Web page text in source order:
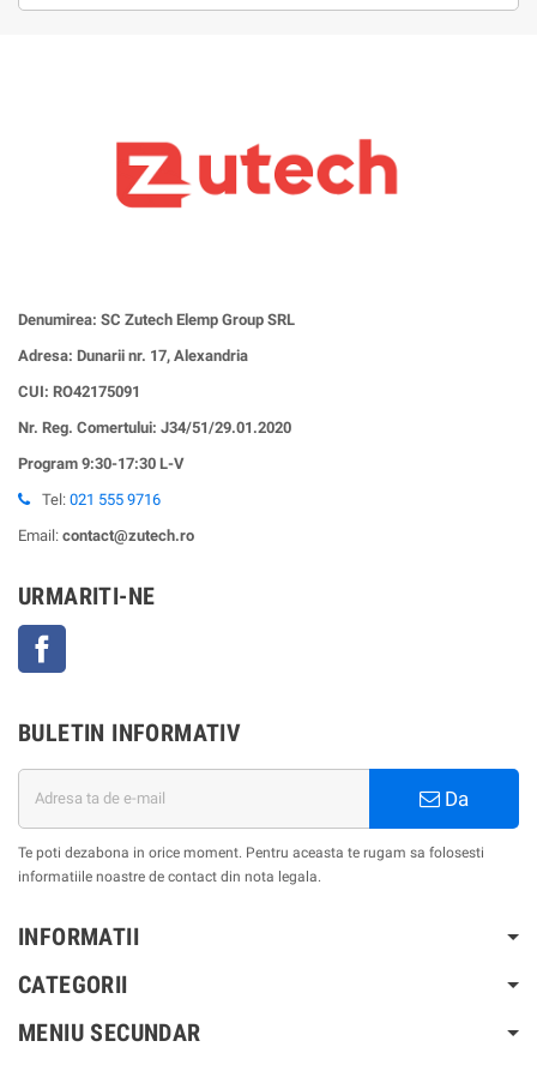
Denumirea: SC Zutech Elemp Group SRL
Adresa: Dunarii nr. 17, Alexandria
CUI: RO42175091
Nr. Reg. Comertului: J34/51/29.01.2020
Program 9:30-17:30 L-V
Tel: 021 555 9716
Email: contact@zutech.ro
URMARITI-NE
BULETIN INFORMATIV
Da
Te poti dezabona in orice moment. Pentru aceasta te rugam sa folosesti
informatiile noastre de contact din nota legala.
INFORMATII
CATEGORII
MENIU SECUNDAR